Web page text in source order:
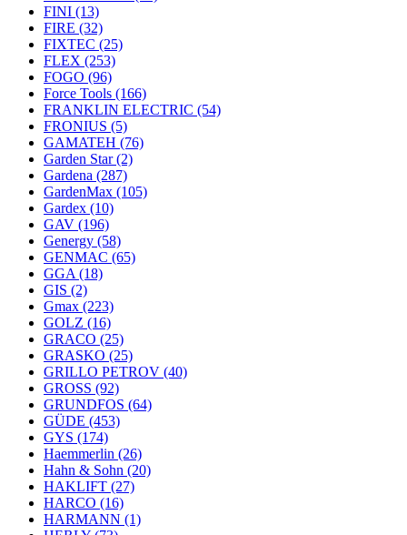
FINI (13)
FIRE (32)
FIXTEC (25)
FLEX (253)
FOGO (96)
Force Tools (166)
FRANKLIN ELECTRIC (54)
FRONIUS (5)
GAMATEH (76)
Garden Star(2)
Gardena (287)
GardenMax (105)
Gardex (10)
GAV (196)
Genergy (58)
GENMAC (65)
GGA (18)
GIS (2)
Gmax (223)
GOLZ (16)
GRACO (25)
GRASKO (25)
GRILLO PETROV (40)
GROSS (92)
GRUNDFOS (64)
GÜDE (453)
GYS (174)
Haemmerlin (26)
Hahn & Sohn (20)
HAKLIFT (27)
HARCO (16)
HARMANN (1)